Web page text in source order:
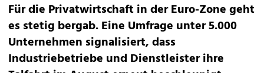
Für die Privatwirtschaft in der Euro-Zone geht
es stetig bergab. Eine Umfrage unter 5.000
Unternehmen signalisiert, dass
Industriebetriebe und Dienstleister ihre